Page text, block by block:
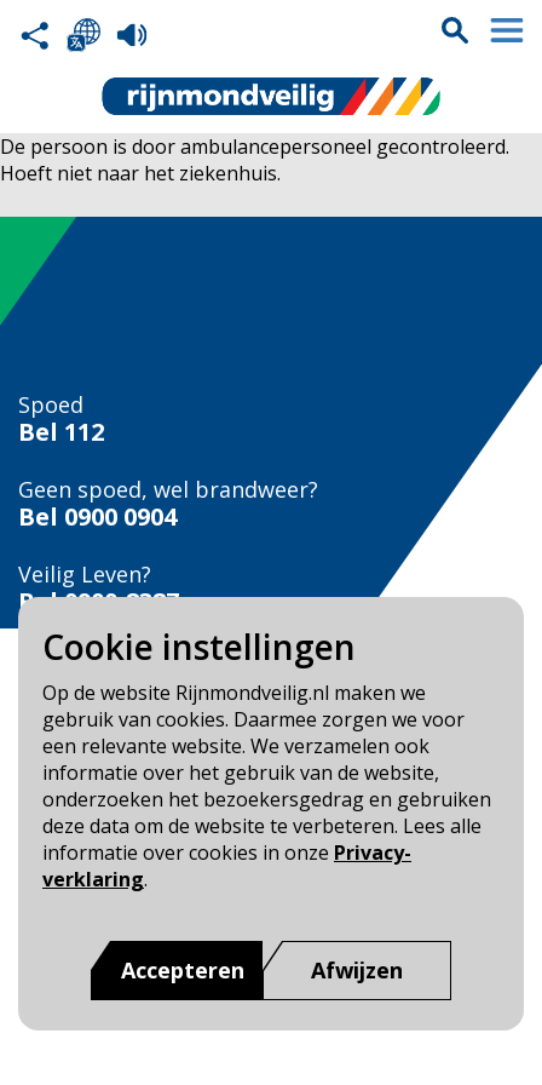
Cookie instellingen
Op de website Rijnmondveilig.nl maken we
gebruik van cookies. Daarmee zorgen we voor
een relevante website. We verzamelen ook
informatie over het gebruik van de website,
onderzoeken het bezoekersgedrag en gebruiken
deze data om de website te verbeteren. Lees alle
informatie over cookies in onze Privacy-
verklaring.
Accepteren Afwijzen
De persoon is door ambulancepersoneel gecontroleerd.
Hoeft niet naar het ziekenhuis.
Spoed
Bel 112
Geen spoed, wel brandweer?
Bel 0900 0904
Veilig Leven?
Bel 0900-8387
Blijf op de hoogte
Cookie- en Privacybeleid
Toegankelijkheid